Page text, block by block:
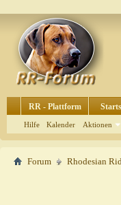
RR - Plattform
Hilfe Kalender Aktionen
Forum Rhodesian